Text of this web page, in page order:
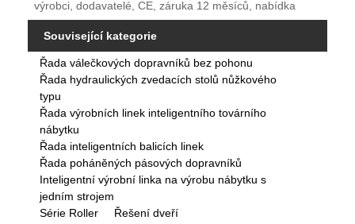
výrobci, dodavatelé, CE, záruka 12 měsíců, nabídka
Související kategorie
Řada válečkových dopravníků bez pohonu
Řada hydraulických zvedacích stolů nůžkového
typu
Řada výrobních linek inteligentního továrního
nábytku
Řada inteligentních balicích linek
Řada poháněných pásových dopravníků
Inteligentní výrobní linka na výrobu nábytku s
jedním strojem
Série Roller
Řešení dveří